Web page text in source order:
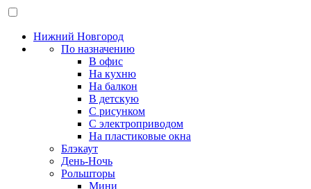
Нижний Новгород
По назначению
В офис
На кухню
На балкон
В детскую
С рисунком
С электроприводом
На пластиковые окна
Блэкаут
День-Ночь
Рольшторы
Мини